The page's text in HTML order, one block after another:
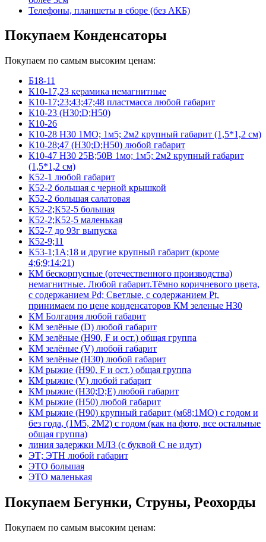
Телефоны, планшеты в сборе (без АКБ)
Покупаем Конденсаторы
Покупаем по самым высоким ценам:
Б18-11
К10-17,23 керамика немагнитные
К10-17;23;43;47;48 пластмасса любой габарит
К10-23 (Н30;D;Н50)
К10-26
К10-28 Н30 1МО; 1м5; 2м2 крупный габарит (1,5*1,2 см)
К10-28;47 (Н30;D;Н50) любой габарит
К10-47 Н30 25В;50В 1мо; 1м5; 2м2 крупный габарит
(1,5*1,2 см)
К52-1 любой габарит
К52-2 большая с черной крышкой
К52-2 большая салатовая
К52-2;К52-5 большая
К52-2;К52-5 маленькая
К52-7 до 93г выпуска
К52-9;11
К53-1;1А;18 и другие крупный габарит (кроме
4;6;9;14:21)
КМ бескорпусные (отечественного производства)
немагнитные. Любой габарит.Тёмно коричневого цвета,
с содержанием Pd; Светлые, с содержанием Pt,
принимаем по цене конденсаторов КМ зеленые Н30
КМ Болгария любой габарит
КМ зелёные (D) любой габарит
КМ зелёные (H90, F и ост.) общая группа
КМ зелёные (V) любой габарит
КМ зелёные (Н30) любой габарит
КМ рыжие (H90, F и ост.) общая группа
КМ рыжие (V) любой габарит
КМ рыжие (Н30;D;E) любой габарит
КМ рыжие (Н50) любой габарит
КМ рыжие (Н90) крупный габарит (м68;1МО) с годом и
без года, (1М5, 2М2) с годом (как на фото, все остальные
общая группа)
линия задержки МЛЗ (с буквой С не идут)
ЭТ; ЭТН любой габарит
ЭТО большая
ЭТО маленькая
Покупаем Бегунки, Струны, Реохорды
Покупаем по самым высоким ценам: